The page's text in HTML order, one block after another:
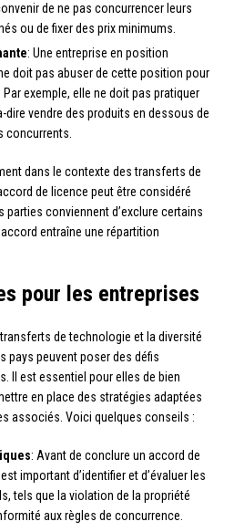
de ne pas concurrencer leurs
ou de fixer des prix minimums.
: Une entreprise en position
doit pas abuser de cette position pour
exemple, elle ne doit pas pratiquer
dire vendre des produits en dessous de
concurrents.
dans le contexte des transferts de
de licence peut être considéré
conviennent d’exclure certains
entraîne une répartition
pour les entreprises
de technologie et la diversité
pays peuvent poser des défis
Il est essentiel pour elles de bien
en place des stratégies adaptées
associés. Voici quelques conseils :
: Avant de conclure un accord de
important d’identifier et d’évaluer les
tels que la violation de la propriété
aux règles de concurrence.